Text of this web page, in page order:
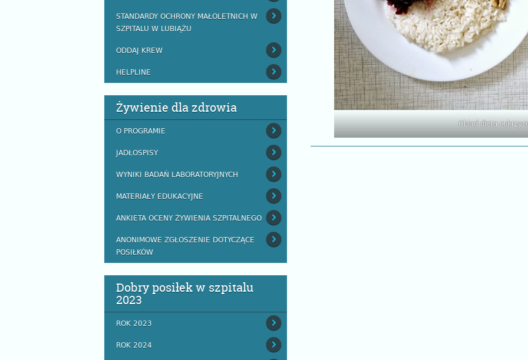
STANDARDY OCHRONY MAŁOLETNICH W
SZPITALU W LUBIĄŻU
ODDAJ KREW
HELPLINE
Żywienie dla zdrowia
O PROGRAMIE
JADŁOSPISY
WYNIKI BADAŃ LABORATORYJNYCH
MATERIAŁY EDUKACYJNE
ANKIETA OCENY ŻYWIENIA SZPITALNEGO
ANONIMOWE ZGŁOSZENIE DOTYCZĄCE
POSIŁKÓW
Dobry posiłek w szpitalu
2023
ROK 2023
ROK 2024
Obiad dieta